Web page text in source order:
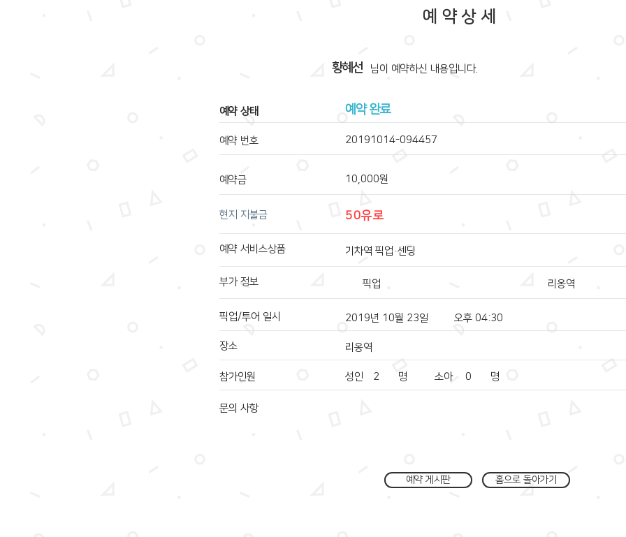
예약상세
황혜선 ​님이 예약하신 내용입니다.
예약금
참가인원
문의 사항
2019년 10월 23일 오후 04:30
​예약 상태
픽업/투어 일시
50유로
​현지 지불금
예약 번호 20191014-094457
예약 서비스상품 기차역 픽업·센딩
픽업
부가 정보
장소
예약 완료
리옹역
성인 2 명 소아 0 명
리옹역
10,000원
예약 게시판 홈으로 돌아가기